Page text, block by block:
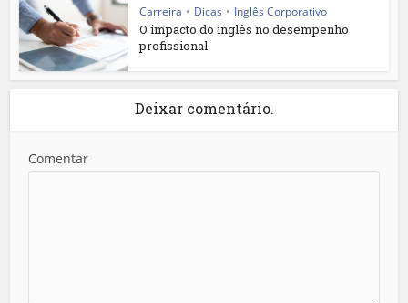
Carreira • Dicas • Inglês Corporativo
O impacto do inglês no desempenho
profissional
Deixar comentário.
Comentar